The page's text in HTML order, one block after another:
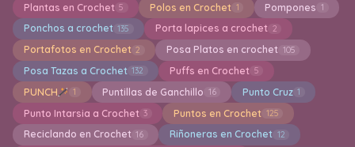
Plantas en Crochet 5 Polos en Crochet 1 Pompones 1
Ponchos a crochet 135 Porta lapices a crochet 2
Portafotos en Crochet 2 Posa Platos en crochet 105
Posa Tazas a Crochet 132 Puffs en Crochet 5
PUNCH 1 Puntillas de Ganchillo 16 Punto Cruz 1
Punto Intarsia a Crochet 3 Puntos en Crochet 125
Reciclando en Crochet 16 Riñoneras en Crochet 12